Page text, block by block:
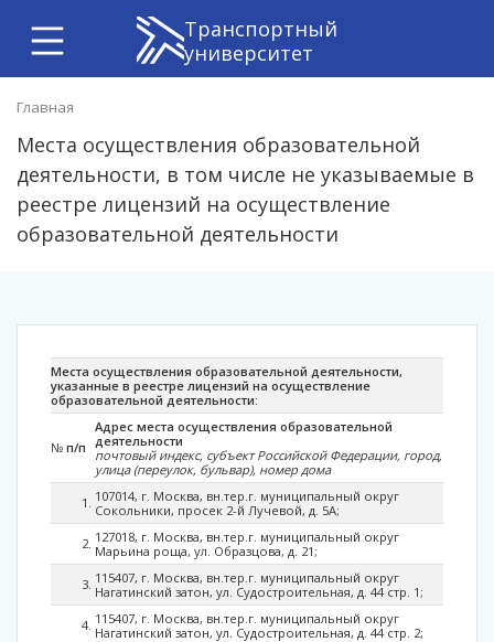
Транспортный
университет
Главная
Места осуществления образовательной
деятельности, в том числе не указываемые в
реестре лицензий на осуществление
образовательной деятельности
Места осуществления образовательной деятельности,
указанные в реестре лицензий на осуществление
образовательной деятельности:
№ п/п
Адрес места осуществления образовательной
деятельности
почтовый индекс, субъект Российской Федерации, город,
улица (переулок, бульвар), номер дома
107014, г. Москва, вн.тер.г. муниципальный округ
Сокольники, просек 2-й Лучевой, д. 5А;
127018, г. Москва, вн.тер.г. муниципальный округ
Марьина роща, ул. Образцова, д. 21;
115407, г. Москва, вн.тер.г. муниципальный округ
Нагатинский затон, ул. Судостроительная, д. 44 стр. 1;
115407, г. Москва, вн.тер.г. муниципальный округ
Нагатинский затон, ул. Судостроительная, д. 44 стр. 2;